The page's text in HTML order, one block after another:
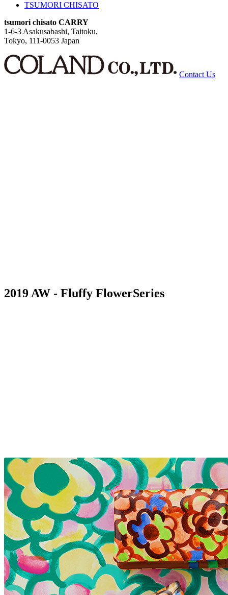
TSUMORI CHISATO
tsumori chisato CARRY
1-6-3 Asakusabashi, Taitoku,
Tokyo, 111-0053 Japan
Contact Us
2019 AW - Fluffy FlowerSeries